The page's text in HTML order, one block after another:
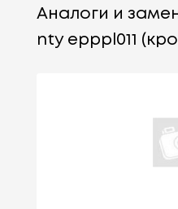
Аналоги и
nty epppl011